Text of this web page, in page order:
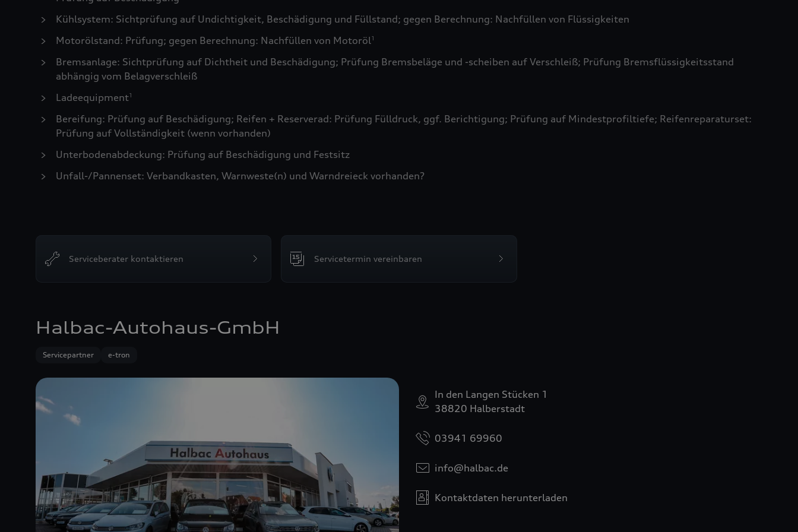
Kühlsystem: Sichtprüfung auf Undichtigkeit, Beschädigung und Füllstand; gegen Berechnung: Nachfüllen von Flüssigkeiten
Motorölstand: Prüfung; gegen Berechnung: Nachfüllen von Motoröl1
Bremsanlage: Sichtprüfung auf Dichtheit und Beschädigung; Prüfung Bremsbeläge und -scheiben auf Verschleiß; Prüfung Bremsflüssigkeitsstand
abhängig vom Belagverschleiß
Ladeequipment1
Bereifung: Prüfung auf Beschädigung; Reifen + Reserverad: Prüfung Fülldruck, ggf. Berichtigung; Prüfung auf Mindestprofiltiefe; Reifenreparaturset:
Prüfung auf Vollständigkeit (wenn vorhanden)
Unterbodenabdeckung: Prüfung auf Beschädigung und Festsitz
Unfall-/Pannenset: Verbandkasten, Warnweste(n) und Warndreieck vorhanden?
Serviceberater kontaktieren Servicetermin vereinbaren
Halbac-Autohaus-GmbH
Servicepartner e-tron
In den Langen Stücken 1
38820 Halberstadt
03941 69960
info@halbac.de
Kontaktdaten herunterladen